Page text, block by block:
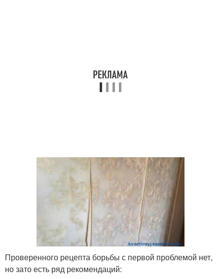
Проверенного рецепта борьбы с первой проблемой нет,
но зато есть ряд рекомендаций: